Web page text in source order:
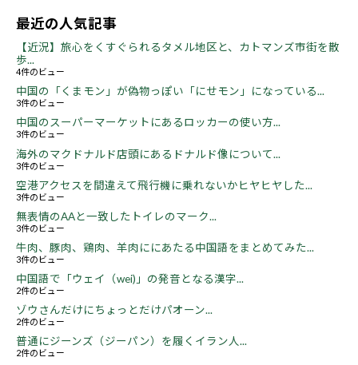
最近の人気記事
【近況】旅心をくすぐられるタメル地区と、カトマンズ市街を散
歩...
4件のビュー
中国の「くまモン」が偽物っぽい「にせモン」になっている...
3件のビュー
中国のスーパーマーケットにあるロッカーの使い方...
3件のビュー
海外のマクドナルド店頭にあるドナルド像について...
3件のビュー
空港アクセスを間違えて飛行機に乗れないかヒヤヒヤした...
3件のビュー
無表情のAAと一致したトイレのマーク...
3件のビュー
牛肉、豚肉、鶏肉、羊肉ににあたる中国語をまとめてみた...
3件のビュー
中国語で「ウェイ（wei)」の発音となる漢字...
2件のビュー
ゾウさんだけにちょっとだけパオーン...
2件のビュー
普通にジーンズ（ジーパン）を履くイラン人...
2件のビュー